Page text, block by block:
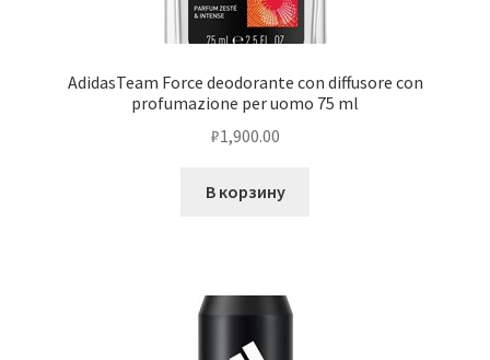
AdidasTeam Force deodorante con diffusore con
profumazione per uomo 75 ml
₽1,900.00
В корзину